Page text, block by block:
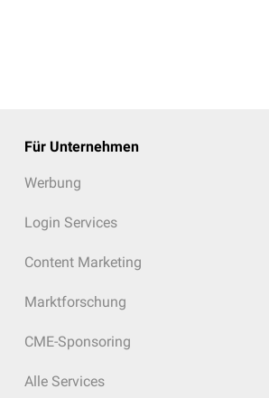
Für Unternehmen
Werbung
Login Services
Content Marketing
Marktforschung
CME-Sponsoring
Alle Services